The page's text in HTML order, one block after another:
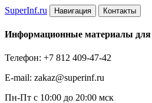
SuperInf.ru Навигация Контакты
Информационные материалы для
Телефон: +7 812 409-47-42
E-mail: zakaz@superinf.ru
Пн-Пт с 10:00 до 20:00 мск